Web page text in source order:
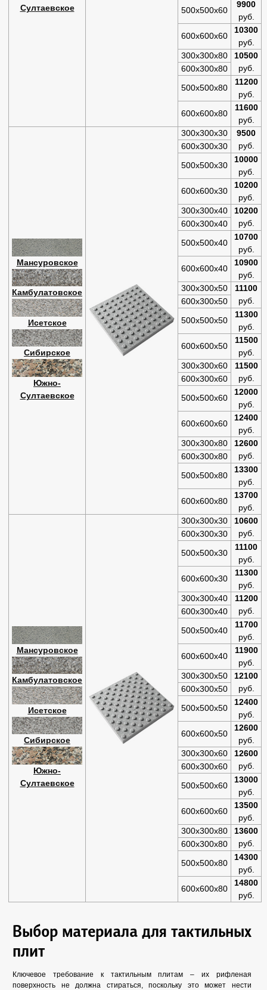
Султаевское 500х500х60
9900
руб.
600х600х60
10300
руб.
300х300х80
10500
руб.
600х300х80
500х500х80
11200
руб.
600х600х80
11600
руб.
Мансуровское
Камбулатовское
Исетское
Сибирское
Южно-
Султаевское
300х300х30
9500
руб.
600х300х30
500х500х30
10000
руб.
600х600х30
10200
руб.
300х300х40
10200
руб.
600х300х40
500х500х40
10700
руб.
600х600х40
10900
руб.
300х300х50
11100
руб.
600х300х50
500х500х50
11300
руб.
600х600х50
11500
руб.
300х300х60
11500
руб.
600х300х60
500х500х60
12000
руб.
600х600х60
12400
руб.
300х300х80
12600
руб.
600х300х80
500х500х80
13300
руб.
600х600х80
13700
руб.
Мансуровское
Камбулатовское
Исетское
Сибирское
Южно-
Султаевское
300х300х30
10600
руб.
600х300х30
500х500х30
11100
руб.
600х600х30
11300
руб.
300х300х40
11200
руб.
600х300х40
500х500х40
11700
руб.
600х600х40
11900
руб.
300х300х50
12100
руб.
600х300х50
500х500х50
12400
руб.
600х600х50
12600
руб.
300х300х60
12600
руб.
600х300х60
500х500х60
13000
руб.
600х600х60
13500
руб.
300х300х80
13600
руб.
600х300х80
500х500х80
14300
руб.
600х600х80
14800
руб.
Выбор материала для тактильных
плит
Ключевое требование к тактильным плитам – их рифленая
поверхность не должна стираться, поскольку это может нести